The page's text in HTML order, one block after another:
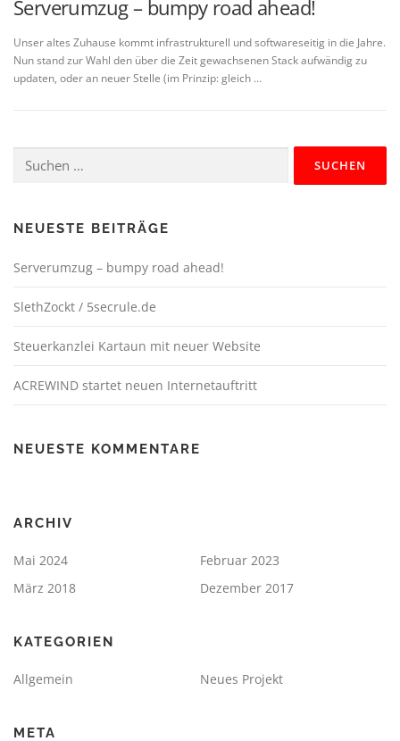
Serverumzug – bumpy road ahead!
Unser altes Zuhause kommt infrastrukturell und softwareseitig in die Jahre.
Nun stand zur Wahl den über die Zeit gewachsenen Stack aufwändig zu
updaten, oder an neuer Stelle (im Prinzip: gleich …
nach:
NEUESTE BEITRÄGE
Serverumzug – bumpy road ahead!
SlethZockt / 5secrule.de
Steuerkanzlei Kartaun mit neuer Website
ACREWIND startet neuen Internetauftritt
NEUESTE KOMMENTARE
ARCHIV
Mai 2024
Februar 2023
März 2018
Dezember 2017
KATEGORIEN
Allgemein Neues Projekt
META